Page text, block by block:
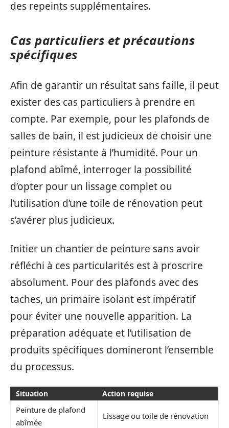
des repeints supplémentaires.
Cas particuliers et précautions
spécifiques
Afin de garantir un résultat sans faille, il peut
exister des cas particuliers à prendre en
compte. Par exemple, pour les plafonds de
salles de bain, il est judicieux de choisir une
peinture résistante à l’humidité. Pour un
plafond abîmé, interroger la possibilité
d’opter pour un lissage complet ou
l’utilisation d’une toile de rénovation peut
s’avérer plus judicieux.
Initier un chantier de peinture sans avoir
réfléchi à ces particularités est à proscrire
absolument. Pour des plafonds avec des
taches, un primaire isolant est impératif
pour éviter une nouvelle apparition. La
préparation adéquate et l’utilisation de
produits spécifiques domineront l’ensemble
du processus.
Situation Action requise
Peinture de plafond
abîmée
Lissage ou toile de rénovation